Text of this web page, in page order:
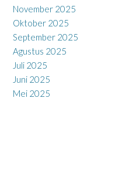
November 2025
Oktober 2025
September 2025
Agustus 2025
Juli 2025
Juni 2025
Mei 2025